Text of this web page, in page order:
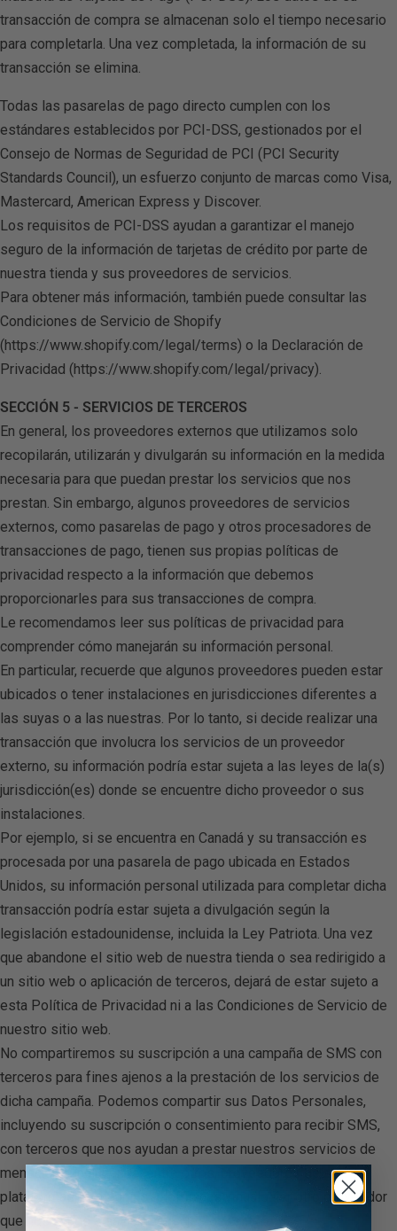
transacción de compra se almacenan solo el tiempo necesario
para completarla. Una vez completada, la información de su
transacción se elimina.
Todas las pasarelas de pago directo cumplen con los
estándares establecidos por PCI-DSS, gestionados por el
Consejo de Normas de Seguridad de PCI (PCI Security
Standards Council), un esfuerzo conjunto de marcas como Visa,
Mastercard, American Express y Discover.
Los requisitos de PCI-DSS ayudan a garantizar el manejo
seguro de la información de tarjetas de crédito por parte de
nuestra tienda y sus proveedores de servicios.
Para obtener más información, también puede consultar las
Condiciones de Servicio de Shopify
(https://www.shopify.com/legal/terms) o la Declaración de
Privacidad (https://www.shopify.com/legal/privacy).
SECCIÓN 5 - SERVICIOS DE TERCEROS
En general, los proveedores externos que utilizamos solo
recopilarán, utilizarán y divulgarán su información en la medida
necesaria para que puedan prestar los servicios que nos
prestan. Sin embargo, algunos proveedores de servicios
externos, como pasarelas de pago y otros procesadores de
transacciones de pago, tienen sus propias políticas de
privacidad respecto a la información que debemos
proporcionarles para sus transacciones de compra.
Le recomendamos leer sus políticas de privacidad para
comprender cómo manejarán su información personal.
En particular, recuerde que algunos proveedores pueden estar
ubicados o tener instalaciones en jurisdicciones diferentes a
las suyas o a las nuestras. Por lo tanto, si decide realizar una
transacción que involucra los servicios de un proveedor
externo, su información podría estar sujeta a las leyes de la(s)
jurisdicción(es) donde se encuentre dicho proveedor o sus
instalaciones.
Por ejemplo, si se encuentra en Canadá y su transacción es
procesada por una pasarela de pago ubicada en Estados
Unidos, su información personal utilizada para completar dicha
transacción podría estar sujeta a divulgación según la
legislación estadounidense, incluida la Ley Patriota. Una vez
que abandone el sitio web de nuestra tienda o sea redirigido a
un sitio web o aplicación de terceros, dejará de estar sujeto a
esta Política de Privacidad ni a las Condiciones de Servicio de
nuestro sitio web.
No compartiremos su suscripción a una campaña de SMS con
terceros para fines ajenos a la prestación de los servicios de
dicha campaña. Podemos compartir sus Datos Personales,
incluyendo su suscripción o consentimiento para recibir SMS,
con terceros que nos ayudan a prestar nuestros servicios de
mensajería, incluyendo, entre otros, proveedores de
plataformas, compañías telefónicas y cualquier otro proveedor
que nos ayude a enviar mensajes de texto.